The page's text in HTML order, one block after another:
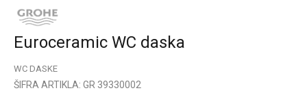
Euroceramic WC daska
WC DASKE
ŠIFRA ARTIKLA: GR 39330002